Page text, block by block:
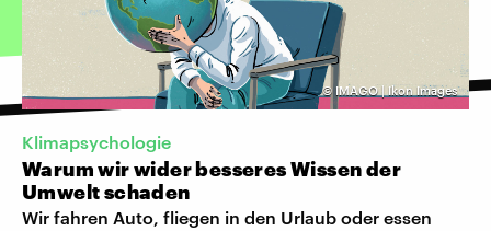
© IMAGO | Ikon Images
Klimapsychologie
Warum wir wider besseres Wissen der
Umwelt schaden
Wir fahren Auto, fliegen in den Urlaub oder essen